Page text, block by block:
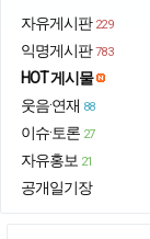
자유게시판 229
익명게시판 783
HOT 게시물
웃음·연재 88
이슈·토론 27
자유홍보 21
공개일기장